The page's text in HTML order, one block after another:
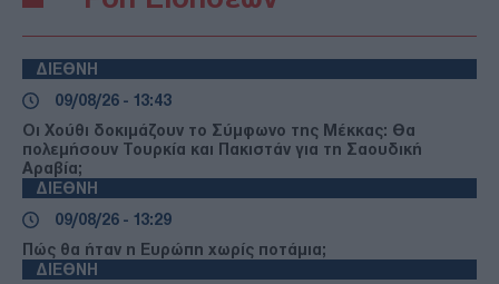
ΔΙΕΘΝΗ
09/08/26 - 13:43
Οι Χούθι δοκιμάζουν το Σύμφωνο της Μέκκας: Θα
πολεμήσουν Τουρκία και Πακιστάν για τη Σαουδική
Αραβία;
ΔΙΕΘΝΗ
09/08/26 - 13:29
Πώς θα ήταν η Ευρώπη χωρίς ποτάμια;
ΔΙΕΘΝΗ